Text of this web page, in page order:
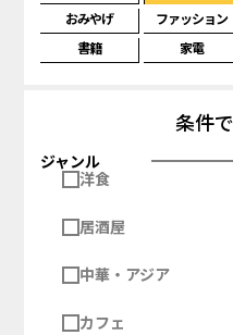
おみやげ ファッション
書籍
家電
条件
ジャンル
洋食
居酒屋
中華・アジア
カフェ